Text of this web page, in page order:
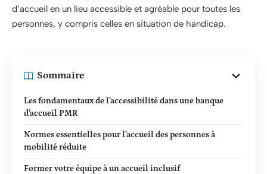
d’accueil en un lieu accessible et agréable pour toutes les
personnes, y compris celles en situation de handicap.
Sommaire
Les fondamentaux de l’accessibilité dans une banque
d’accueil PMR
Normes essentielles pour l’accueil des personnes à
mobilité réduite
Former votre équipe à un accueil inclusif